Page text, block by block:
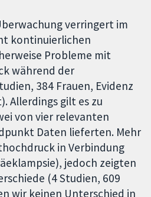
verringert im
kontinuierlichen
Probleme mit
während der
384 Frauen, Evidenz
Allerdings gilt es zu
von vier relevanten
Daten lieferten. Mehr
in Verbindung
jedoch zeigten
(4 Studien, 609
wir keinen Unterschied in